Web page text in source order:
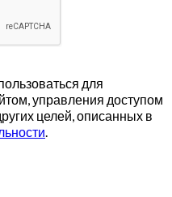
для
управления доступом
целей, описанных в
.